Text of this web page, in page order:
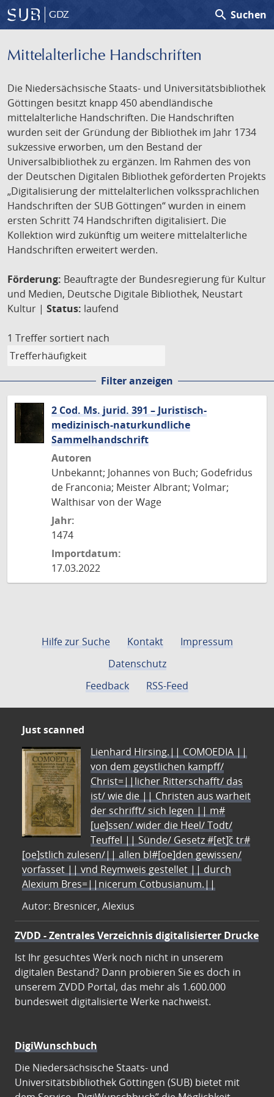
GDZ search Suchen
Mittelalterliche Handschriften
Die Niedersächsische Staats- und Universitätsbibliothek
Göttingen besitzt knapp 450 abendländische
mittelalterliche Handschriften. Die Handschriften
wurden seit der Gründung der Bibliothek im Jahr 1734
sukzessive erworben, um den Bestand der
Universalbibliothek zu ergänzen. Im Rahmen des von
der Deutschen Digitalen Bibliothek geförderten Projekts
„Digitalisierung der mittelalterlichen volkssprachlichen
Handschriften der SUB Göttingen“ wurden in einem
ersten Schritt 74 Handschriften digitalisiert. Die
Kollektion wird zukünftig um weitere mittelalterliche
Handschriften erweitert werden.
Förderung: Beauftragte der Bundesregierung für Kultur
und Medien, Deutsche Digitale Bibliothek, Neustart
Kultur | Status: laufend
1 Treffer sortiert nach
Filter anzeigen
2 Cod. Ms. jurid. 391 – Juristisch-
medizinisch-naturkundliche
Sammelhandschrift
Autoren
Unbekannt; Johannes von Buch; Godefridus
de Franconia; Meister Albrant; Volmar;
Walthisar von der Wage
Jahr:
1474
Importdatum:
17.03.2022
Hilfe zur Suche Kontakt
Impressum
Datenschutz
Feedback
RSS-Feed
Just scanned
Lienhard Hirsing.|| COMOEDIA ||
von dem geystlichen kampff/
Christ=||licher Ritterschafft/ das
ist/ wie die || Christen aus warheit
der schrifft/ sich legen || m#
[ue]ssen/ wider die Heel/ Todt/
Teuffel || Sünde/ Gesetz #[et]c̃ tr#
[oe]stlich zulesen/|| allen bl#[oe]den gewissen/
vorfasset || vnd Reymweis gestellet || durch
Alexium Bres=||nicerum Cotbusianum.||
Autor: Bresnicer, Alexius
ZVDD - Zentrales Verzeichnis digitalisierter Drucke
Ist Ihr gesuchtes Werk noch nicht in unserem
digitalen Bestand? Dann probieren Sie es doch in
unserem ZVDD Portal, das mehr als 1.600.000
bundesweit digitalisierte Werke nachweist.
DigiWunschbuch
Die Niedersächsische Staats- und
Universitätsbibliothek Göttingen (SUB) bietet mit